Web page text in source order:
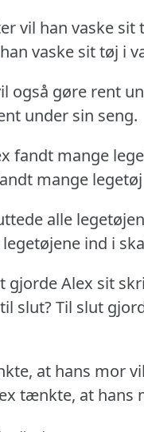
vil han vaske
vaske sit tøj i
også gøre rent
under sin seng.
fandt mange
mange
alle
ind i
gjorde Alex sit
slut?Til slut
at hans mor
tænkte, at hans